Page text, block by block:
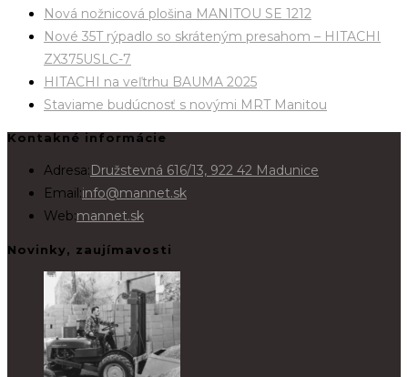
Nová nožnicová plošina MANITOU SE 1212
Nové 35T rýpadlo so skráteným presahom – HITACHI
ZX375USLC-7
HITACHI na veľtrhu BAUMA 2025
Staviame budúcnosť s novými MRT Manitou
Kontakné informácie
Adresa:Družstevná 616/13, 922 42 Madunice
Email:info@mannet.sk
Web:mannet.sk
Novinky, zaujímavosti